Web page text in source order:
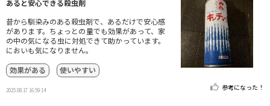
あると安心できる殺虫剤
昔から馴染みのある殺虫剤で、あるだけで安心感
があります。ちょっとの量でも効果があって、家
の中の気になる虫に対処できて助かっています。
においも気になりません。
効果がある
使いやすい
2025.08.17 16:59:14 参考になった！